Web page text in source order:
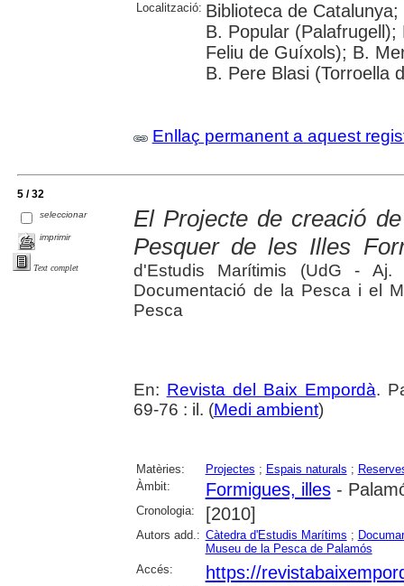
Localització: Biblioteca de
B. Popular
Feliu de Guíxols); B.
B. Pere Blasi (Torroella
Enllaç permanent a aquest
5 / 32
seleccionar
imprimir
Text complet
El Projecte de creació
Pesquer de les Illes
d'Estudis Marítimis (UdG - Aj.
Documentació de la Pesca i el
Pesca
En: Revista del Baix Empordà.
69-76 : il. (Medi ambient)
Matèries: Projectes ; Espais naturals ;
Àmbit:
Formigues, illes-
Cronologia: [2010]
Autors add.: Càtedra d'Estudis Marítims ;
Museu de la Pesca de Palamós
Accés:
https://